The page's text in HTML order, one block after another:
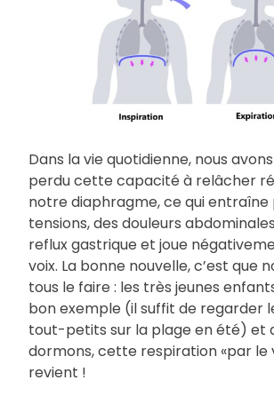
Dans la vie quotidienne, nous
perdu cette capacité à relâcher
notre diaphragme, ce qui entraîne
tensions, des douleurs
reflux gastrique et joue
voix. La bonne nouvelle, c’est que
tous le faire : les très jeunes
bon exemple (il suffit de regarder
tout-petits sur la plage en été) et
dormons, cette respiration «par le
revient !